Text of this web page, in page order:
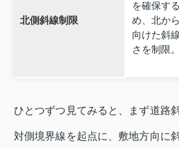
北側斜線制限
を確保す
め、北か
向けた斜
さを制限。
ひとつずつ見てみると、まず道路
対側境界線を起点に、敷地方向に